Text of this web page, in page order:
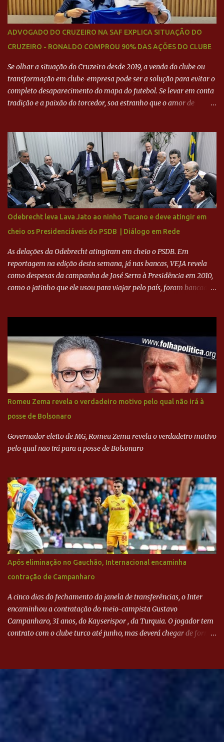
ADVOGADO DO CRUZEIRO NA SAF EXPLICA SITUAÇÃO DO
CRUZEIRO - RONALDO COMPROU 90% DAS AÇÕES DO CLUBE
Se olhar a situação do Cruzeiro desde 2019, a venda do clube ou
transformação em clube-empresa pode ser a solução para evitar o
completo desaparecimento do mapa do futebol. Se levar em conta
tradição e a paixão do torcedor, soa estranho que o amor de
feito imediatamente para pagamento de dívidas emergenciais e
investimentos no departamento de futebol. O projeto apresentado
para a recuperação do Cruzeiro, o aporte financeiro inicial, com
Ronaldo sendo solidário à dívida de R$ 1 bilhão a partir de agora,
mais o peso que o ex-atacante tem no mundo do futebol, além de
sua história na Raposa, pesaram para que um dos mais icônicos
camisas 9 acertasse a compra do clube. Fonte: Itatiaia Fonte:
ADVOGADO DO CRUZEIRO NA SAF EXPLICA SITUAÇÃO DO
CRUZEIRO - RONALDO COMPROU 90% DAS AÇÕES DO CLUBE
Odebrecht leva Lava Jato ao ninho Tucano e deve atingir em
cheio os Presidenciáveis do PSDB | Diálogo em Rede
As delações da Odebrecht atingiram em cheio o PSDB. Em
reportagem na edição desta semana, já nas bancas, VEJA revela
como despesas da campanha de José Serra à Presidência em 2010,
como o jatinho que ele usou para viajar pelo país, foram bancadas
Executiva Nacional do PSDB (Valter Campanato/Agência Brasil) O
texto também põe fim a um mistério: três fontes confirmaram à
revista que o codinome “santo” que aparece em planilhas da
empreiteira refere-se ao governador de São Paulo, Geraldo
Alckmin (PSDB) — nenhum deles, no entanto, disse ter negociado
diretamente com o paulista. Depoimentos mostram como o
dinheiro da Odebrecht bancou a campanha de Serra em 2010 Leia
mais... A Lava Jato chega ao PSDB | VEJA.com
Romeu Zema revela o verdadeiro motivo pelo qual não irá à
posse de Bolsonaro
Governador eleito de MG, Romeu Zema revela o verdadeiro motivo
pelo qual não irá para a posse de Bolsonaro
Após eliminação no Gauchão, Internacional encaminha
contração de Campanharo
A cinco dias do fechamento da janela de transferências, o Inter
encaminhou a contratação do meio-campista Gustavo
Campanharo, 31 anos, do Kayserispor , da Turquia. O jogador tem
contrato com o clube turco até junho, mas deverá chegar de forma
Evian, da França, Hellas Verona, da Itália, e Ludogorets, da
Bulgária. O último clube brasileiro foi a Chapecoense, em 2020.
opção de Mano Menezes no setor de meio-campo. Atualmente, na